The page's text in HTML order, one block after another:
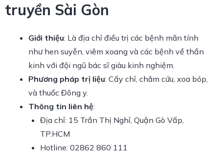
truyền Sài Gòn
Giới thiệu: Là địa chỉ điều trị các bệnh mãn tính
như hen suyễn, viêm xoang và các bệnh về thần
kinh với đội ngũ bác sĩ giàu kinh nghiệm.
Phương pháp trị liệu: Cấy chỉ, châm cứu, xoa bóp,
và thuốc Đông y.
Thông tin liên hệ:
Địa chỉ: 15 Trần Thị Nghỉ, Quận Gò Vấp,
TP.HCM
Hotline: 02862 860 111